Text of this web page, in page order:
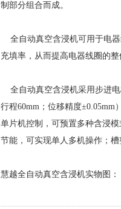
制部分组合而成。
全自动真空含浸机可用于电器
充填率，从而提高电器线圈的
全自动真空含浸机采用步进电
行程60mm；位移精度
单片机控制，可预置多种含浸
节能，可实现单人多机操作；
慧越全自动真空含浸机实物图：